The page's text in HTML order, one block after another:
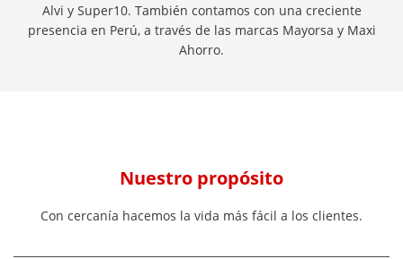
Alvi y Super10. También contamos con una creciente
presencia en Perú, a través de las marcas Mayorsa y Maxi
Ahorro.
Nuestro propósito
Con cercanía hacemos la vida más fácil a los clientes.